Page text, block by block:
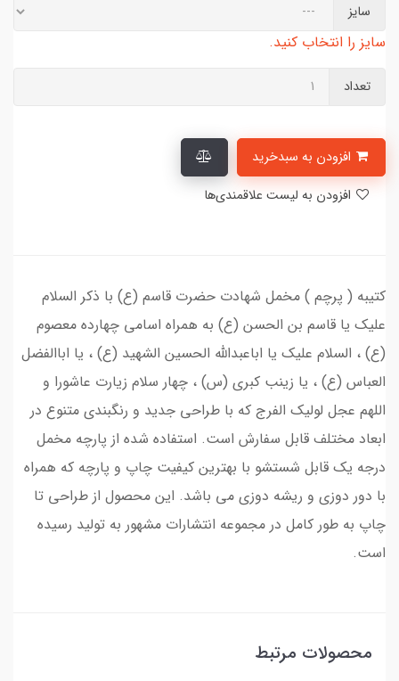
سایز
سایز را انتخاب کنید.
تعداد
کتیبه ( پرچم ) مخمل شهادت حضرت قاسم (ع) با ذکر السلام
علیک یا قاسم بن الحسن (ع) به همراه اسامی چهارده معصوم
(ع) ، السلام علیک یا اباعبدالله الحسین الشهید (ع) ، یا اباالفضل
العباس (ع) ، یا زینب کبری (س) ، چهار سلام زیارت عاشورا و
اللهم عجل لولیک الفرج که با طراحی جدید و رنگبندی متنوع در
ابعاد مختلف قابل سفارش است. استفاده شده از پارچه مخمل
درجه یک قابل شستشو با بهترین کیفیت چاپ و پارچه که همراه
با دور دوزی و ریشه دوزی می باشد. این محصول از طراحی تا
چاپ به طور کامل در مجموعه انتشارات مشهور به تولید رسیده
است.
محصولات مرتبط